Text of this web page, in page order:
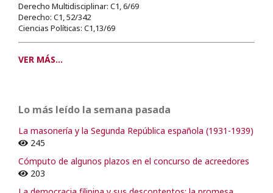
Derecho Multidisciplinar: C1, 6/69
Derecho: C1, 52/342
Ciencias Políticas: C1,13/69
VER MÁS...
Lo más leído la semana pasada
La masonería y la Segunda República española (1931-1939)
245
Cómputo de algunos plazos en el concurso de acreedores
203